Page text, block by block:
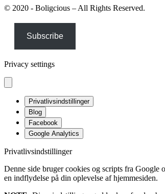
© 2020 - Boligcious – All Rights Reserved.
Subscribe
Privacy settings
Privatlivsindstillinger
Blog
Facebook
Google Analytics
Privatlivsindstillinger
Denne side bruger cookies og scripts fra
en indflydelse på din oplevelse af hjemmesiden.